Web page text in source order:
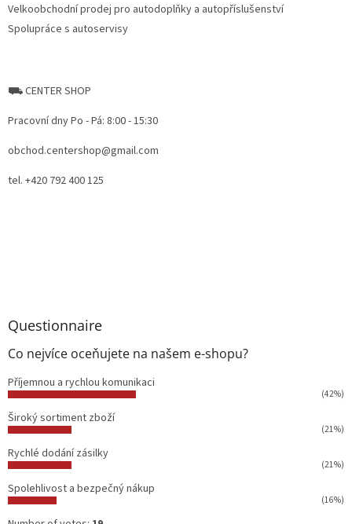
Velkoobchodní prodej pro autodoplňky a autopříslušenství
Spolupráce s autoservisy
⛟ CENTER SHOP
Pracovní dny Po - Pá: 8:00 - 15:30
obchod.centershop@gmail.com
tel. +420 792 400 125
Questionnaire
Co nejvíce oceňujete na našem e-shopu?
Příjemnou a rychlou komunikaci
(42%)
Široký sortiment zboží
(21%)
Rychlé dodání zásilky
(21%)
Spolehlivost a bezpečný nákup
(16%)